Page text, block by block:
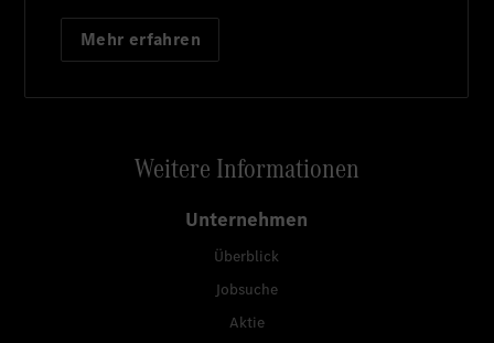
Mehr erfahren
Weitere Informationen
Unternehmen
Überblick
Jobsuche
Aktie